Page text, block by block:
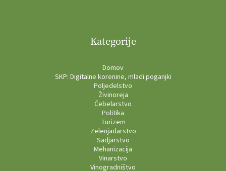
Kategorije
Domov
SKP: Digitalne korenine, mladi poganjki
Poljedelstvo
Živinoreja
Čebelarstvo
Politika
Turizem
Zelenjadarstvo
Sadjarstvo
Mehanizacija
Vinarstvo
Vinogradništvo